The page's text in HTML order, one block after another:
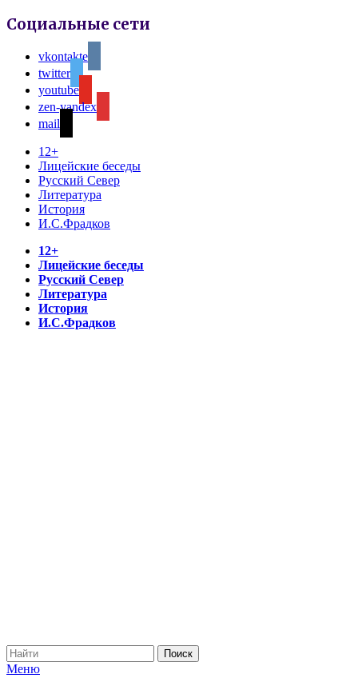
Социальные сети
vkontakte
twitter
youtube
zen-yandex
mail
12+
Лицейские беседы
Русский Север
Литература
История
И.С.Фрадков
12+
Лицейские беседы
Русский Север
Литература
История
И.С.Фрадков
Меню